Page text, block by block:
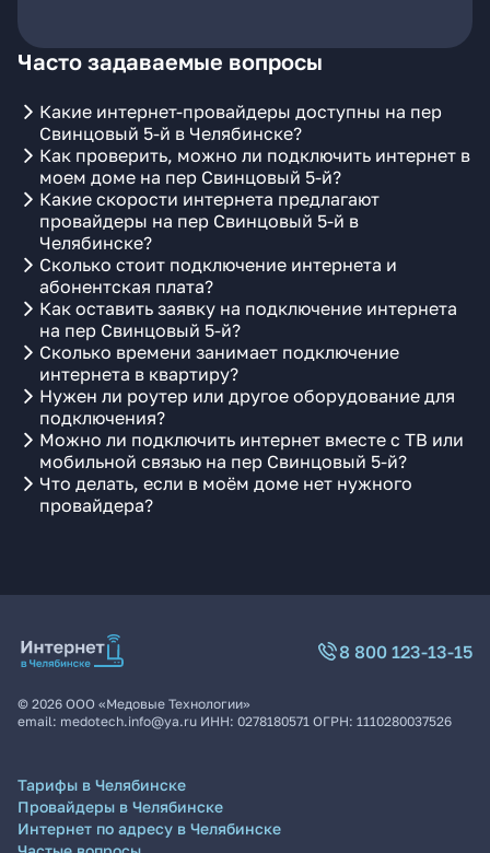
Часто задаваемые вопросы
Какие интернет-провайдеры доступны на пер
Свинцовый 5-й в Челябинске?
Как проверить, можно ли подключить интернет в
моем доме на пер Свинцовый 5-й?
Какие скорости интернета предлагают
провайдеры на пер Свинцовый 5-й в
Челябинске?
Сколько стоит подключение интернета и
абонентская плата?
Как оставить заявку на подключение интернета
на пер Свинцовый 5-й?
Сколько времени занимает подключение
интернета в квартиру?
Нужен ли роутер или другое оборудование для
подключения?
Можно ли подключить интернет вместе с ТВ или
мобильной связью на пер Свинцовый 5-й?
Что делать, если в моём доме нет нужного
провайдера?
8 800 123-13-15
© 2026 ООО «Медовые Технологии»
email: medotech.info@ya.ru ИНН: 0278180571 ОГРН: 1110280037526
Тарифы в Челябинске
Провайдеры в Челябинске
Интернет по адресу в Челябинске